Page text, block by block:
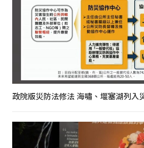
政院版災防法修法 海嘯、堰塞湖列入